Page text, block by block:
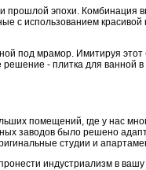
прошлой эпохи. Комбинация
с использованием
под мрамор. Имитируя
- плитка для ванной
помещений, где у нас
заводов было решено
студии и
индустриализм в